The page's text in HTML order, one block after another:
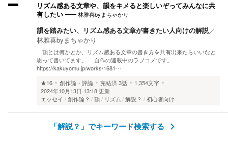
リズム感ある文章や、韻をキメると楽しいぞってみんなに共
有したい
林雅喜byまちゃかり
韻を踏みたい、リズム感ある文章が書きたい人向けの解説／
林雅喜byまちゃかり
韻とは何かとか、リズム感ある文章の書き方を共有出来たらいいなと
思って書いてます。 自作の連載中のラブコメです。
https://kakuyomu.jp/works/1681…
★16
創作論・評論 完結済3話
1,354文字
2024年10月13日 13:18 更新
エッセイ
創作論？ 韻 リズム 解説？ 初心者向け
「解説？」でキーワード検索する